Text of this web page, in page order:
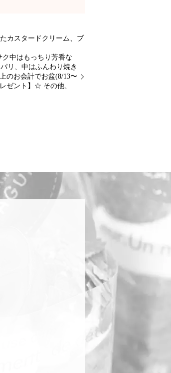
カスタードクリーム、ブ
中はもっちり芳香な
リ、中はふんわり焼き
お会計でお盆(8/13〜
ゼント】☆ その他、